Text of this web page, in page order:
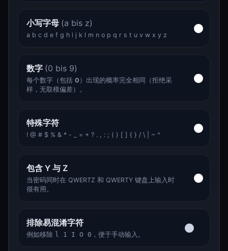
小写字母 (a bis z)
a b c d e f g h i j k l m n o p q r s t u v w x y z
数字 (0 bis 9)
每个数字（包括 0 ）出现的概率完全相同（拒绝采
样，无取模偏差）。
特殊字符
! @ # $ % & * - _ = + ? . , : ; ( ) [ ] { } / \ | ~ ^
包含 Y 与 Z
当密码同时在 QWERTZ 和 QWERTY 键盘上输入时
很有用。
排除易混淆字符
例如移除 l 1 I O 0 ，便于手动输入。